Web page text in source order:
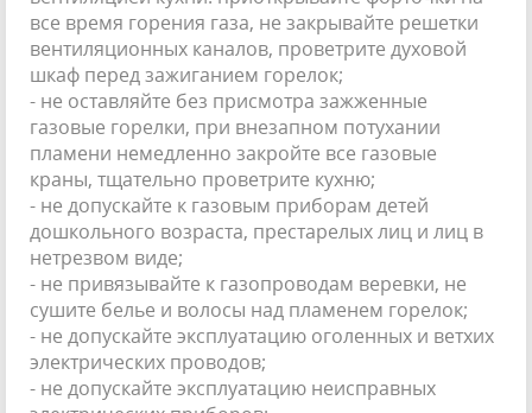
все время горения газа, не закрывайте решетки
вентиляционных каналов, проветрите духовой
шкаф перед зажиганием горелок;
- не оставляйте без присмотра зажженные
газовые горелки, при внезапном потухании
пламени немедленно закройте все газовые
краны, тщательно проветрите кухню;
- не допускайте к газовым приборам детей
дошкольного возраста, престарелых лиц и лиц в
нетрезвом виде;
- не привязывайте к газопроводам веревки, не
сушите белье и волосы над пламенем горелок;
- не допускайте эксплуатацию оголенных и ветхих
электрических проводов;
- не допускайте эксплуатацию неисправных